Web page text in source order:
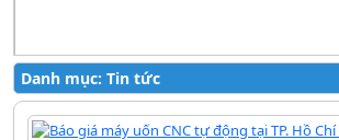
Danh mục: Tin tức